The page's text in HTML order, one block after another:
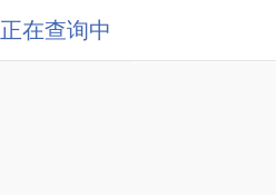
正在查询中